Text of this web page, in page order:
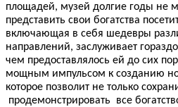
площадей, музей долгие годы не
представить свои богатства
включающая в себя шедевры
направлений, заслуживает
чем предоставлялось ей до сих
мощным импульсом к созданию
которое позволит не только
продемонстрировать все